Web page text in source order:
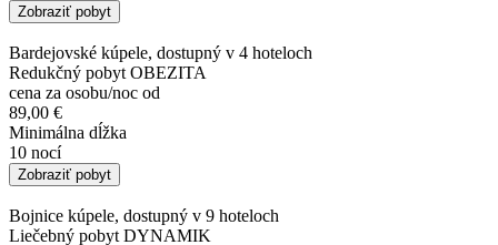
Zobraziť pobyt
Bardejovské kúpele, dostupný v 4 hoteloch
Redukčný pobyt OBEZITA
cena za osobu/noc od
89,00 €
Minimálna dĺžka
10 nocí
Zobraziť pobyt
Bojnice kúpele, dostupný v 9 hoteloch
Liečebný pobyt DYNAMIK